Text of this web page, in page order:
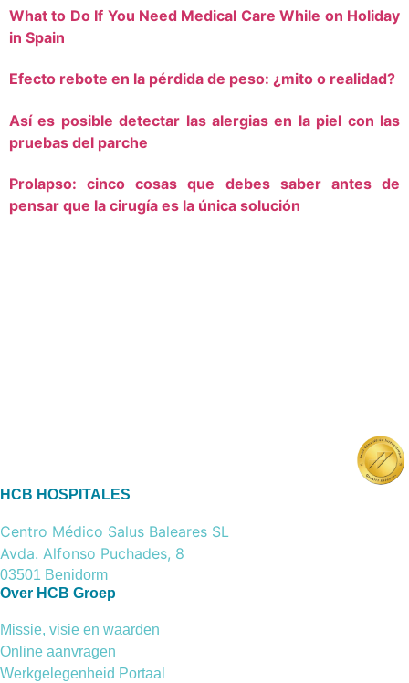
What to Do If You Need Medical Care While on Holiday
in Spain
Efecto rebote en la pérdida de peso: ¿mito o realidad?
Así es posible detectar las alergias en la piel con las
pruebas del parche
Prolapso: cinco cosas que debes saber antes de
pensar que la cirugía es la única solución
HCB HOSPITALES
Centro Médico Salus Baleares SL
Avda. Alfonso Puchades, 8
03501 Benidorm
Over HCB Groep
Missie, visie en waarden
Online aanvragen
Werkgelegenheid Portaal